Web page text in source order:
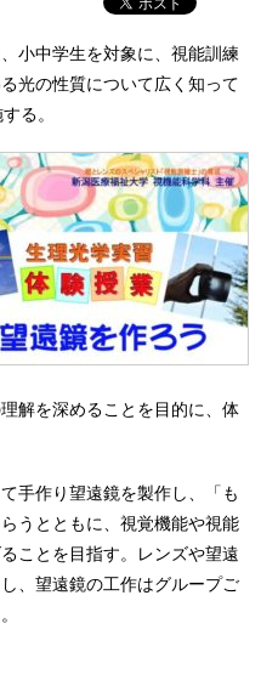
小中学生を対象に、視能訓練
光の性質について広く知って
る。
解を深めることを目的に、体
手作り望遠鏡を製作し、「も
うとともに、視覚機能や視能
ことを目指す。レンズや望遠
、望遠鏡の工作はグループご